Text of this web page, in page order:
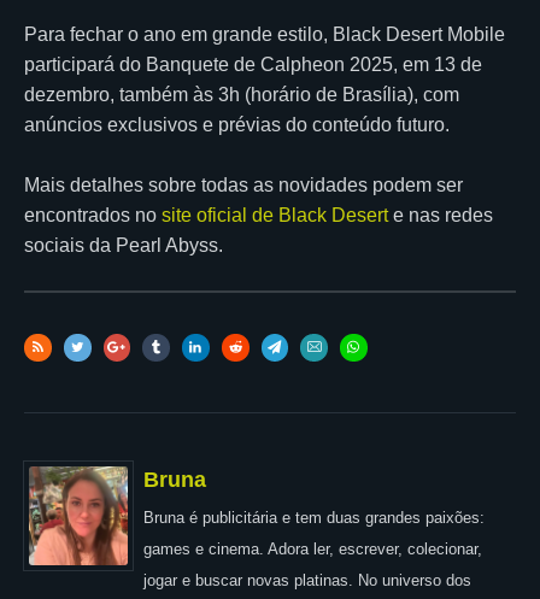
Para fechar o ano em grande estilo, Black Desert Mobile
participará do Banquete de Calpheon 2025, em 13 de
dezembro, também às 3h (horário de Brasília), com
anúncios exclusivos e prévias do conteúdo futuro.
Mais detalhes sobre todas as novidades podem ser
encontrados no site oficial de Black Deserte nas redes
sociais da Pearl Abyss.
Bruna
Bruna é publicitária e tem duas grandes paixões:
games e cinema. Adora ler, escrever, colecionar,
jogar e buscar novas platinas. No universo dos